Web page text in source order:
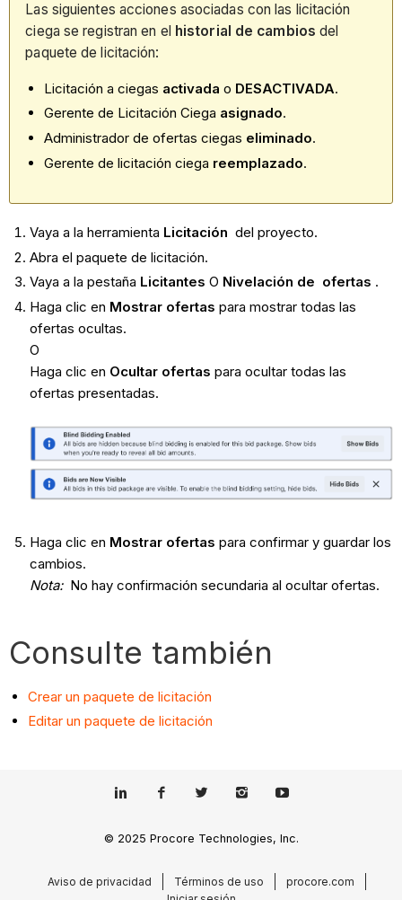
Las siguientes acciones asociadas con las licitación
ciega se registran en el historial de cambiosdel
paquete de licitación:
Licitación a ciegas activada o DESACTIVADA.
Gerente de Licitación Ciega asignado.
Administrador de ofertas ciegas eliminado.
Gerente de licitación ciega reemplazado.
Vaya a la herramienta Licitación del proyecto.
Abra el paquete de licitación.
Vaya a la pestaña Licitantes O Nivelación de ofertas .
Haga clic en Mostrar ofertas para mostrar todas las
ofertas ocultas.
O
Haga clic en Ocultar ofertas para ocultar todas las
ofertas presentadas.
Haga clic en Mostrar ofertas para confirmar y guardar los
cambios.
Nota: No hay confirmación secundaria al ocultar ofertas.
Consulte también
Crear un paquete de licitación
Editar un paquete de licitación
© 2025 Procore Technologies, Inc.
Aviso de privacidad Términos de uso
procore.com